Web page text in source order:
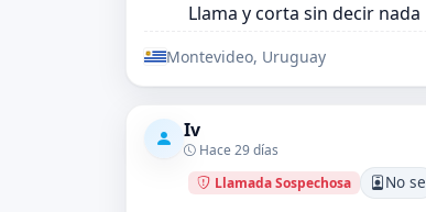
Llama y corta sin decir nada
Montevideo, Uruguay
Iv
Hace 29 días
Llamada Sospechosa
No se